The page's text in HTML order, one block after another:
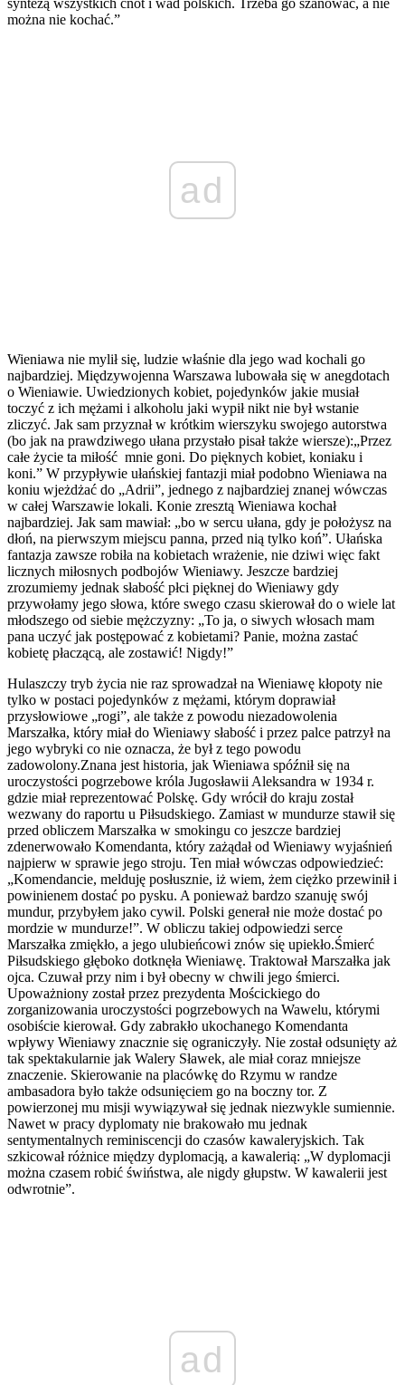
syntezą wszystkich cnót i wad polskich. Trzeba go szanować, a nie
można nie kochać.”
ad
Wieniawa nie mylił się, ludzie właśnie dla jego wad kochali go
najbardziej. Międzywojenna Warszawa lubowała się w anegdotach
o Wieniawie. Uwiedzionych kobiet, pojedynków jakie musiał
toczyć z ich mężami i alkoholu jaki wypił nikt nie był wstanie
zliczyć. Jak sam przyznał w krótkim wierszyku swojego autorstwa
(bo jak na prawdziwego ułana przystało pisał także wiersze):„Przez
całe życie ta miłość mnie goni. Do pięknych kobiet, koniaku i
koni.” W przypływie ułańskiej fantazji miał podobno Wieniawa na
koniu wjeżdżać do „Adrii”, jednego z najbardziej znanej wówczas
w całej Warszawie lokali. Konie zresztą Wieniawa kochał
najbardziej. Jak sam mawiał: „bo w sercu ułana, gdy je położysz na
dłoń, na pierwszym miejscu panna, przed nią tylko koń”. Ułańska
fantazja zawsze robiła na kobietach wrażenie, nie dziwi więc fakt
licznych miłosnych podbojów Wieniawy. Jeszcze bardziej
zrozumiemy jednak słabość płci pięknej do Wieniawy gdy
przywołamy jego słowa, które swego czasu skierował do o wiele lat
młodszego od siebie mężczyzny: „To ja, o siwych włosach mam
pana uczyć jak postępować z kobietami? Panie, można zastać
kobietę płaczącą, ale zostawić! Nigdy!”
Hulaszczy tryb życia nie raz sprowadzał na Wieniawę kłopoty nie
tylko w postaci pojedynków z mężami, którym doprawiał
przysłowiowe „rogi”, ale także z powodu niezadowolenia
Marszałka, który miał do Wieniawy słabość i przez palce patrzył na
jego wybryki co nie oznacza, że był z tego powodu
zadowolony.Znana jest historia, jak Wieniawa spóźnił się na
uroczystości pogrzebowe króla Jugosławii Aleksandra w 1934 r.
gdzie miał reprezentować Polskę. Gdy wrócił do kraju został
wezwany do raportu u Piłsudskiego. Zamiast w mundurze stawił się
przed obliczem Marszałka w smokingu co jeszcze bardziej
zdenerwowało Komendanta, który zażądał od Wieniawy wyjaśnień
najpierw w sprawie jego stroju. Ten miał wówczas odpowiedzieć:
„Komendancie, melduję posłusznie, iż wiem, żem ciężko przewinił i
powinienem dostać po pysku. A ponieważ bardzo szanuję swój
mundur, przybyłem jako cywil. Polski generał nie może dostać po
mordzie w mundurze!”. W obliczu takiej odpowiedzi serce
Marszałka zmiękło, a jego ulubieńcowi znów się upiekło.Śmierć
Piłsudskiego głęboko dotknęła Wieniawę. Traktował Marszałka jak
ojca. Czuwał przy nim i był obecny w chwili jego śmierci.
Upoważniony został przez prezydenta Mościckiego do
zorganizowania uroczystości pogrzebowych na Wawelu, którymi
osobiście kierował. Gdy zabrakło ukochanego Komendanta
wpływy Wieniawy znacznie się ograniczyły. Nie został odsunięty aż
tak spektakularnie jak Walery Sławek, ale miał coraz mniejsze
znaczenie. Skierowanie na placówkę do Rzymu w randze
ambasadora było także odsunięciem go na boczny tor. Z
powierzonej mu misji wywiązywał się jednak niezwykle sumiennie.
Nawet w pracy dyplomaty nie brakowało mu jednak
sentymentalnych reminiscencji do czasów kawaleryjskich. Tak
szkicował różnice między dyplomacją, a kawalerią: „W dyplomacji
można czasem robić świństwa, ale nigdy głupstw. W kawalerii jest
odwrotnie”.
ad